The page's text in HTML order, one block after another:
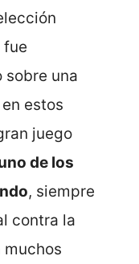
fue
sobre una
estos
juego
de los
, siempre
contra la